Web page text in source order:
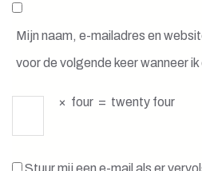
Mijn naam, e-mailadres en
voor de volgende keer wanneer
× four = twenty four
Stuur mij een e-mail als er